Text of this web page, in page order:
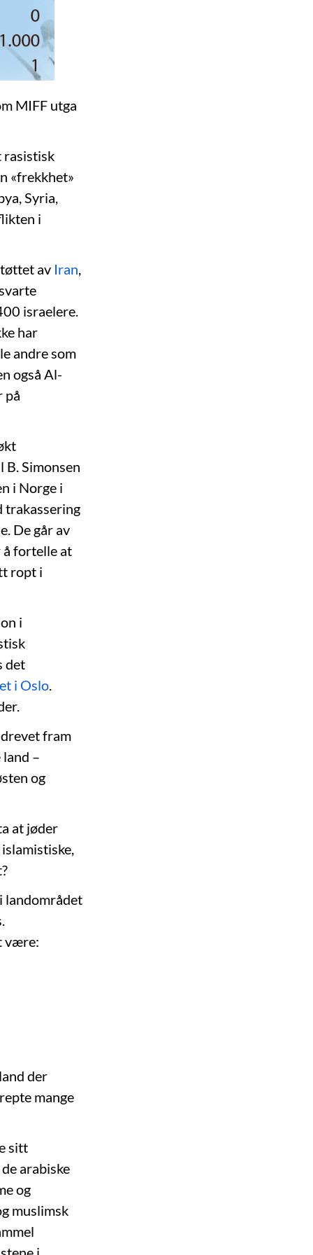
MIFF utga
rasistisk
«frekkhet»
Syria,
i
av Iran
israelere.
har
andre som
også Al-
på
Simonsen
i Norge i
trakassering
De går av
å fortelle at
ropt i
i
det
i Oslo
fram
–
og
at jøder
landområdet
være:
der
mange
sitt
arabiske
og
muslimsk